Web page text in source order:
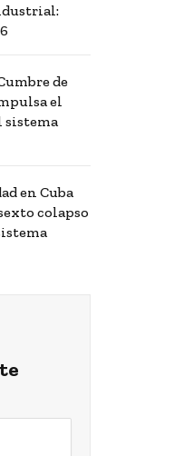
de
el
sistema
en Cuba
colapso